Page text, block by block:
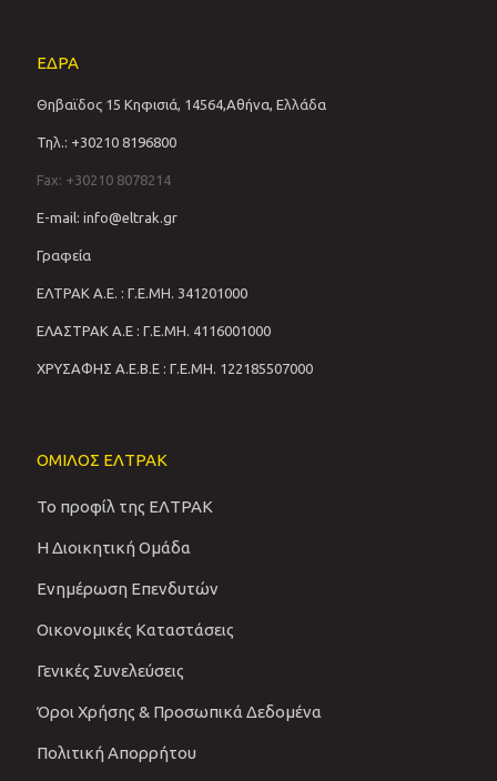
ΕΔΡΑ
Θηβαϊδος 15 Κηφισιά, 14564,Αθήνα, Ελλάδα
Τηλ.: +30210 8196800
Fax: +30210 8078214
E-mail: info@eltrak.gr
Γραφεία
ΕΛΤΡΑΚ Α.Ε. : Γ.Ε.ΜΗ. 341201000
ΕΛΑΣΤΡΑΚ Α.Ε : Γ.Ε.ΜΗ. 4116001000
ΧΡΥΣΑΦΗΣ Α.Ε.Β.Ε : Γ.Ε.ΜΗ. 122185507000
ΟΜΙΛΟΣ ΕΛΤΡΑΚ
Το προφίλ της ΕΛΤΡΑΚ
Η Διοικητική Ομάδα
Ενημέρωση Επενδυτών
Οικονομικές Καταστάσεις
Γενικές Συνελεύσεις
Όροι Χρήσης & Προσωπικά Δεδομένα
Πολιτική Απορρήτου